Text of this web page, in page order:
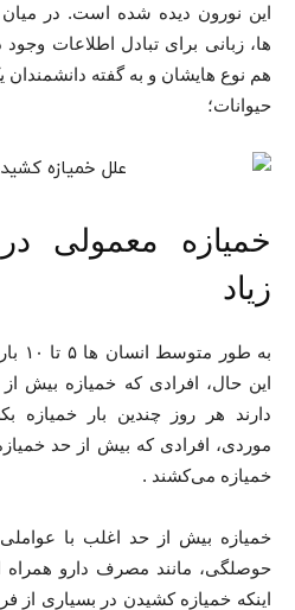
این نورون دیده شده است. در
ها، زبانی برای تبادل اطلاعات
هم نوع هایشان و به گفته دانشمندان
حیوانات؛
خمیازه معمولی
زیاد
به
این حال، افرادی که خمیازه بیش
دارند هر روز چندین بار خمیازه
خمیازه می‌کشند .
خمیازه بیش از حد اغلب با
حوصلگی، مانند مصرف دارو همراه
اینکه خمیازه کشیدن در بسیاری از